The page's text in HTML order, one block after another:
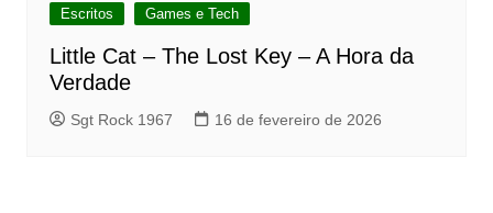
Escritos Games e Tech
Little Cat – The Lost Key – A Hora da
Verdade
Sgt Rock 1967 16 de fevereiro de 2026